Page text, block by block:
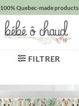
100% Quebec-made products
FILTRER